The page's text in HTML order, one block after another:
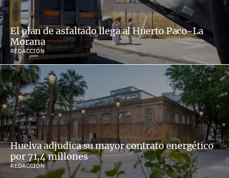
El plan de asfaltado llega al Huerto Paco-La
Morana
REDACCIÓN
Huelva adjudica su mayor contrato energético
por 71,4 millones
REDACCIÓN